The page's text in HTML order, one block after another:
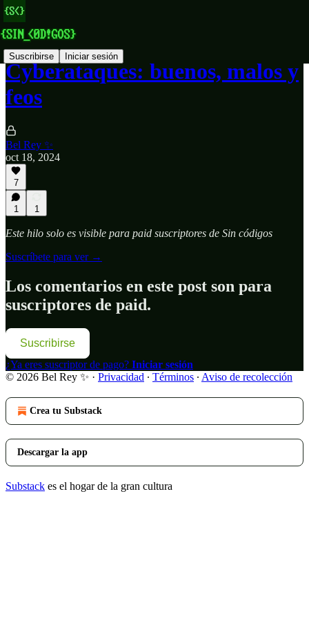
Suscribirse Iniciar sesión
Cyberataques: buenos, malos y
feos
Bel Rey ✨
oct 18, 2024
7
1 1
Este hilo solo es visible para paid suscriptores de Sin códigos
Suscríbete para ver →
Los comentarios en este post son para
suscriptores de paid.
Suscribirse
¿Ya eres suscriptor de pago? Iniciar sesión
© 2026 Bel Rey ✨ · Privacidad ∙ Términos ∙ Aviso de recolección
Crea tu Substack
Descargar la app
Substack es el hogar de la gran cultura